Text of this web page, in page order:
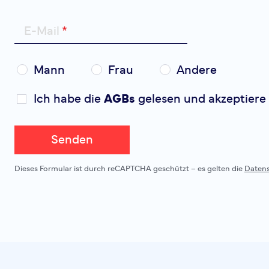
E-Mail
Mann Frau Andere
Ich habe die AGBs gelesen und akzeptiere
Senden
Dieses Formular ist durch reCAPTCHA geschützt – es gelten die